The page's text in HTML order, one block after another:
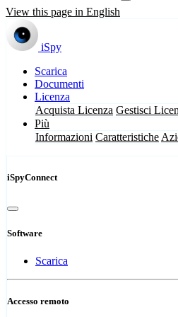
View this page in English
iSpy
Scarica
Documenti
Licenza
Acquista Licenza Gestisci
Più
Informazioni Caratteristiche
iSpyConnect
Software
Scarica
Accesso remoto